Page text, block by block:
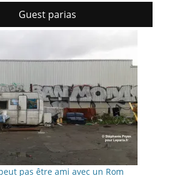
Guest parias
pas être ami avec un Rom